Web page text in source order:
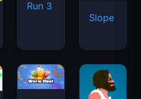
Run 3
Slope